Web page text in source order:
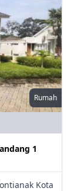
Rumah
1
Kota